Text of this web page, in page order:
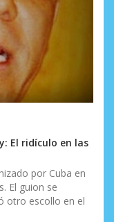
El ridículo en las
por Cuba en
El guion se
otro escollo en el